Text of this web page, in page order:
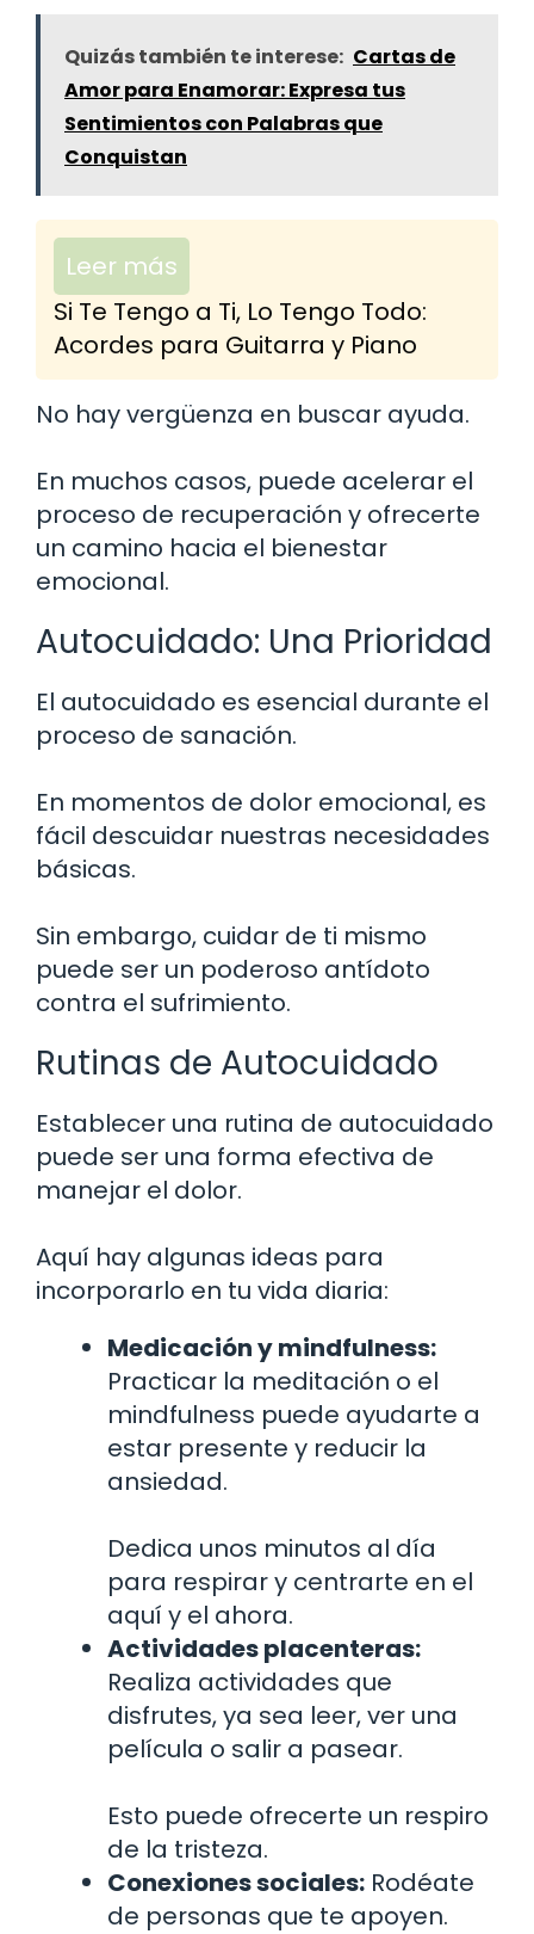
Quizás también te interese: Cartas de
Amor para Enamorar: Expresa tus
Sentimientos con Palabras que
Conquistan
Leer más
Si Te Tengo a Ti, Lo Tengo Todo:
Acordes para Guitarra y Piano
No hay vergüenza en buscar ayuda.
En muchos casos, puede acelerar el
proceso de recuperación y ofrecerte
un camino hacia el bienestar
emocional.
Autocuidado: Una Prioridad
El autocuidado es esencial durante el
proceso de sanación.
En momentos de dolor emocional, es
fácil descuidar nuestras necesidades
básicas.
Sin embargo, cuidar de ti mismo
puede ser un poderoso antídoto
contra el sufrimiento.
Rutinas de Autocuidado
Establecer una rutina de autocuidado
puede ser una forma efectiva de
manejar el dolor.
Aquí hay algunas ideas para
incorporarlo en tu vida diaria:
Medicación y mindfulness:
Practicar la meditación o el
mindfulness puede ayudarte a
estar presente y reducir la
ansiedad.
Dedica unos minutos al día
para respirar y centrarte en el
aquí y el ahora.
Actividades placenteras:
Realiza actividades que
disfrutes, ya sea leer, ver una
película o salir a pasear.
Esto puede ofrecerte un respiro
de la tristeza.
Conexiones sociales: Rodéate
de personas que te apoyen.